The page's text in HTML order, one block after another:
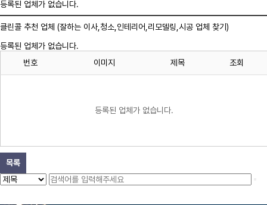
등록된 업체가 없습니다.
클린콜 추천 업체 (잘하는 이사, 청소 ,인테리어,리모델링,시공 업체 찾기)
등록된 업체가 없습니다.
번호
이미지 제목 조회
등록된 업체가 없습니다.
목록